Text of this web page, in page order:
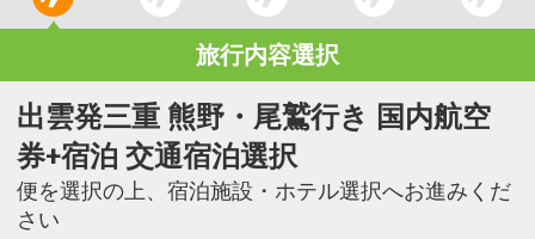
旅行内容選択
出雲発三重 熊野・尾鷲行き 国内航空
券+宿泊 交通宿泊選択
便を選択の上、宿泊施設・ホテル選択へお進みくだ
さい